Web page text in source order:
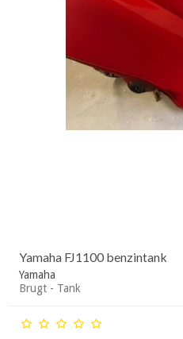
Yamaha FJ1100 benzintank
Yamaha
Brugt - Tank